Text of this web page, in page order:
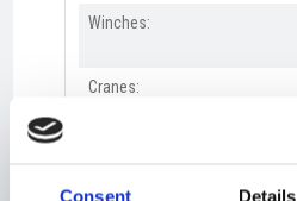
Consent Details
Winches:
Cranes: